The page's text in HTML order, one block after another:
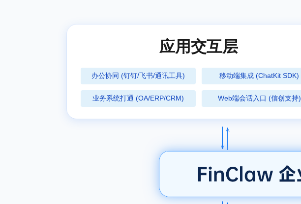
应用交互层
办公协同 (钉钉/飞书/通讯工具) 移动端集成 (ChatKit SDK)
业务系统打通 (OA/ERP/CRM) Web端会话入口 (信创支持)